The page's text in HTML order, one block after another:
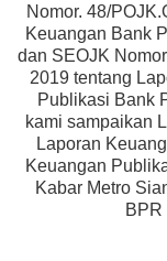
Nomor. 48/
Keuangan Bank
dan SEOJK
2019 tentang
Publikasi Bank
kami sampaikan
Laporan
Keuangan
Kabar Metro
BPR